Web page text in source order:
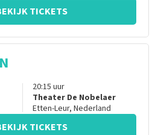
TICKETS
20:15 uur
Theater De Nobelaer
Etten-Leur, Nederland
TICKETS